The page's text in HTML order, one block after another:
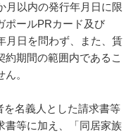
月以内の発行年月日に限
ポールPRカード及び
月日を問わず、また、賃
期間の範囲内であるこ
。
を名義人とした請求書等
書等に加え、「同居家族